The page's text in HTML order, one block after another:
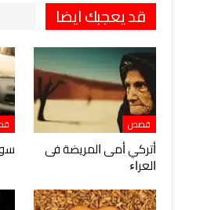
قد يعجبك ايضا
قصص
ﺃﺗﺮﻛﻲ ﺃﻣﻰ ﺍﻟﻤﺮﻳﻀﺔ ﻓﻰ
ﺍﻟﻌﺮﺍﺀ